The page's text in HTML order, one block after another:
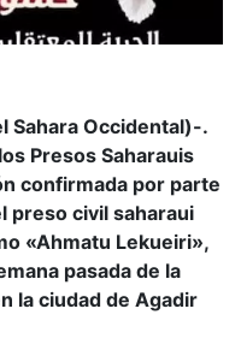
Sahara Occidental)-.
Presos Saharauis
confirmada por parte
preso civil saharaui
«Ahmatu Lekueiri»,
pasada de la
la ciudad de Agadir